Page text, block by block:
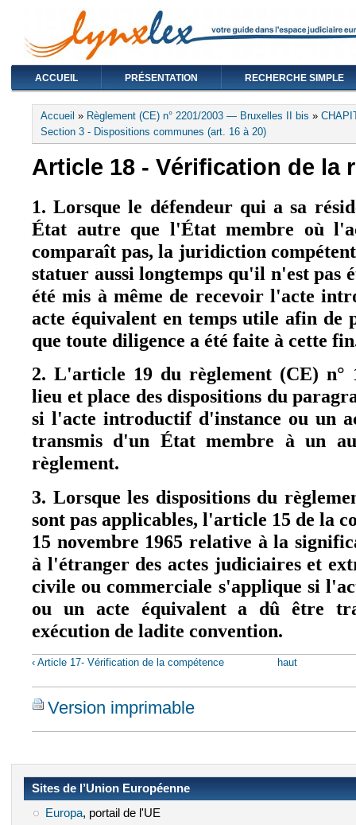
ACCUEIL PRÉSENTATION RECHERCHE SIMPLE
Vous êtes ici
Accueil » Règlement (CE) n° 2201/2003 — Bruxelles II bis »
Section 3 - Dispositions communes (art. 16 à 20)
Article 18 - Vérification de la
1. Lorsque le défendeur qui a sa
État autre que l'État membre où
comparaît pas, la juridiction
statuer aussi longtemps qu'il n'est pas
été mis à même de recevoir l'acte
acte équivalent en temps utile afin de
que toute diligence a été faite à cette
2. L'article 19 du règlement (CE) n°
lieu et place des dispositions du
si l'acte introductif d'instance ou un
transmis d'un État membre à un
règlement.
3. Lorsque les dispositions du
sont pas applicables, l'article 15 de la
15 novembre 1965 relative à la
à l'étranger des actes judiciaires et
civile ou commerciale s'applique si
ou un acte équivalent a dû être
exécution de ladite convention.
‹ Article 17- Vérification de la compétence haut
Version imprimable
Sites de l’Union Européenne
Europa(le lien est externe)
, portail de l'UE